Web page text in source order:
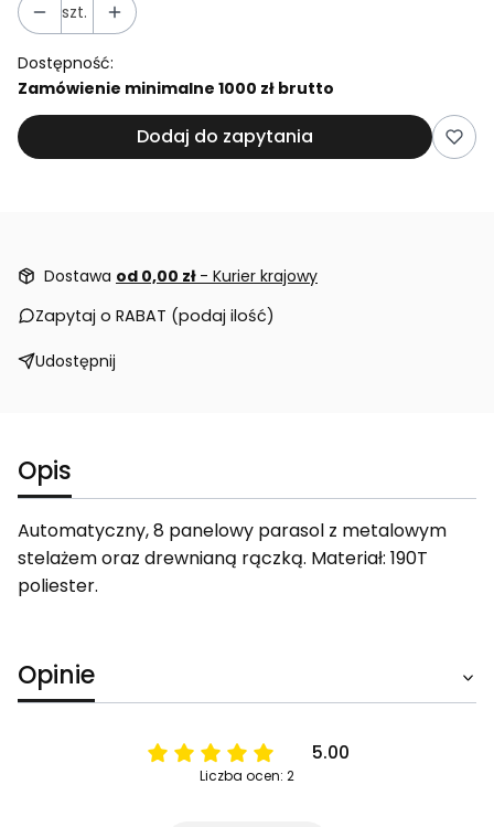
szt.
Dostępność:
Zamówienie minimalne 1000 zł brutto
Dodaj do zapytania
Dostawa od 0,00 zł - Kurier krajowy
Zapytaj o RABAT (podaj ilość)
Udostępnij
Opis
Automatyczny, 8 panelowy parasol z metalowym
stelażem oraz drewnianą rączką. Materiał: 190T
poliester.
Opinie
5.00
Liczba ocen: 2